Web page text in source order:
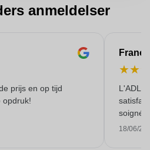
anmeldelser
prijs en op tijd
opdruk!
★★
L'ADL
soigné
18/06/